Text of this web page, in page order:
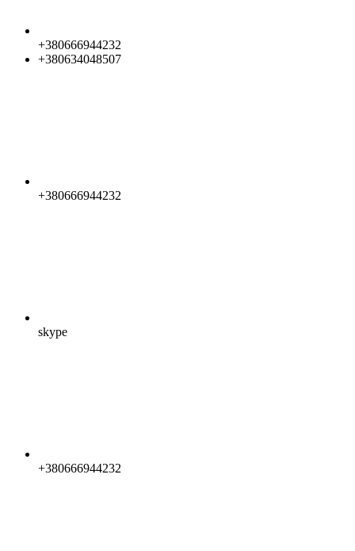
+380666944232
+380634048507
+380666944232
skype
+380666944232